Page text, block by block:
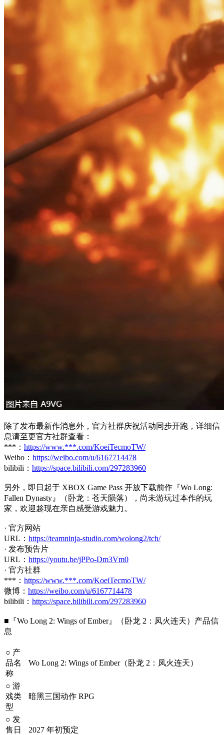
除了发布最新作消息外，官方社群庆祝活动同步开跑，详细信
息请至更官方社群查看：
***： https://www.***.com/KoeiTecmoTW/
Weibo： https://weibo.com/u/6167714478
bilibili： https://space.bilibili.com/297283960
另外，即日起于 XBOX Game Pass 开放下载前作『Wo Long:
Fallen Dynasty』（卧龙：苍天陨落），尚未游玩过本作的玩
家，欢迎趁现在亲自感受游戏魅力。
· 官方网站
URL： https://teamninja-studio.com/wolong2/tch/
· 发布预告片
URL： https://youtu.be/jPPo-Dm3Vm0
· 官方社群
***： https://www.***.com/KoeiTecmoTW/
微博： https://weibo.com/u/6167714478
bilibili： https://space.bilibili.com/297283960
■『Wo Long 2: Wings of Ember』（卧龙 2：凤火连天）产品信
息
○ 产
品名
称
Wo Long 2: Wings of Ember（ 卧龙 2：凤火连天）
○ 游
戏类
型
暗黑三国动作 RPG
○ 发
售日
2027 年初预定